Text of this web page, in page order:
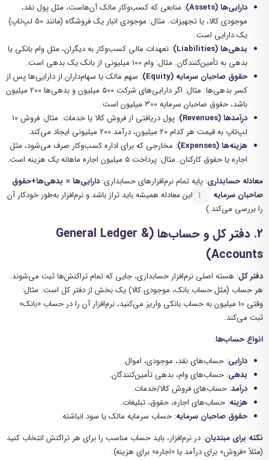
دارایی‌ها (Assets)
: منابعی که کسب‌وکار مالک آن‌هاست، مثل پول نقد،
موجودی کالا، یا تجهیزات. مثال: موجودی انبار یک فروشگاه (مانند 50 لپ‌تاپ)
یک دارایی است.
بدهی‌ها (Liabilities)
: تعهدات مالی کسب‌وکار به دیگران، مثل وام بانکی یا
بدهی به تأمین‌کنندگان. مثال: وام 100 میلیونی از بانک یک بدهی است.
حقوق صاحبان سرمایه (Equity)
: سهم مالک یا سهام‌داران از دارایی‌ها پس از
کسر بدهی‌ها. مثال: اگر دارایی‌های شرکت 500 میلیون و بدهی‌ها 200 میلیون
باشد، حقوق صاحبان سرمایه 300 میلیون است.
درآمدها (Revenues)
: پول دریافتی از فروش کالا یا خدمات. مثال: فروش 10
لپ‌تاپ به قیمت هر کدام 20 میلیون، درآمد 200 میلیونی ایجاد می‌کند.
هزینه‌ها (Expenses)
: مخارجی که برای اداره کسب‌وکار صرف می‌شود، مثل
اجاره یا حقوق کارکنان. مثال: پرداخت 5 میلیون اجاره ماهانه یک هزینه است.
معادله حسابداری: پایه تمام نرم‌افزارهای حسابداری: دارایی‌ها = بدهی‌ها+حقوق
صاحبان سرمایه
(
این معادله همیشه باید تراز باشد و نرم‌افزار به‌طور خودکار آن
را بررسی می‌کند.)
2.
دفتر کل و حساب‌ها (General Ledger &
Accounts)
دفتر کل: هسته اصلی نرم‌افزار حسابداری، جایی که تمام تراکنش‌ها ثبت می‌شوند.
هر حساب (مثل حساب بانک، موجودی کالا) یک بخش از دفتر کل است. مثال:
وقتی 10 میلیون به حساب بانکی واریز می‌کنید، نرم‌افزار آن را در حساب «بانک»
ثبت می‌کند.
انواع حساب‌ها:
دارایی: حساب‌های نقد، موجودی، اموال.
بدهی: حساب‌های وام، بدهی تأمین‌کنندگان.
درآمد: حساب‌های فروش کالا/خدمات.
هزینه: حساب‌های اجاره، حقوق، تبلیغات.
حقوق صاحبان سرمایه: حساب سرمایه مالک یا سود انباشته.
نکته برای مبتدیان: در نرم‌افزار، باید حساب مناسب را برای هر تراکنش انتخاب کنید
(مثلاً «فروش» برای درآمد یا «اجاره» برای هزینه).